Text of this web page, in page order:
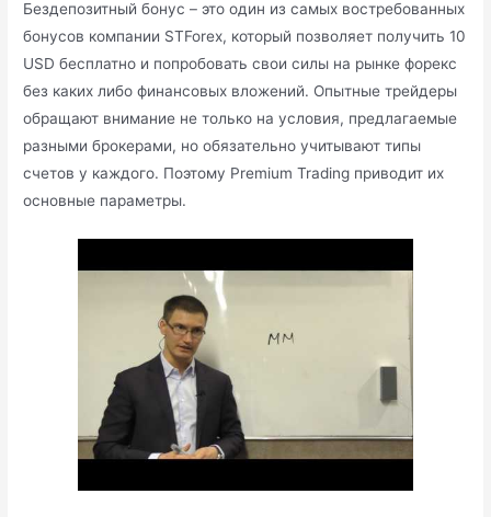
Бездепозитный бонус – это один из самых востребованных
бонусов компании STForex, который позволяет получить 10
USD бесплатно и попробовать свои силы на рынке форекс
без каких либо финансовых вложений. Опытные трейдеры
обращают внимание не только на условия, предлагаемые
разными брокерами, но обязательно учитывают типы
счетов у каждого. Поэтому Premium Trading приводит их
основные параметры.